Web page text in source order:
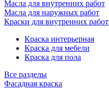
Масла для внутренних работ
Масла для наружных работ
Краски для внутренних работ
Краска интерьерная
Краска для мебели
Краска для пола
Все разделы
Фасадная краска